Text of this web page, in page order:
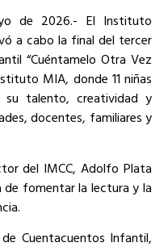
de 2026.- El Instituto
a cabo la final del tercer
“Cuéntamelo Otra Vez
MIA, donde 11 niñas
su talento, creatividad y
docentes, familiares y
del IMCC, Adolfo Plata
fomentar la lectura y la
Cuentacuentos Infantil,